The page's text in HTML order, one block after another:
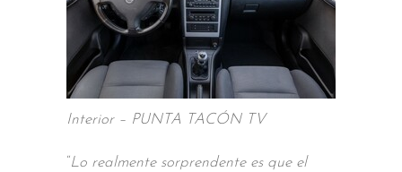
Interior – PUNTA TACÓN TV
“Lo realmente sorprendente es que el